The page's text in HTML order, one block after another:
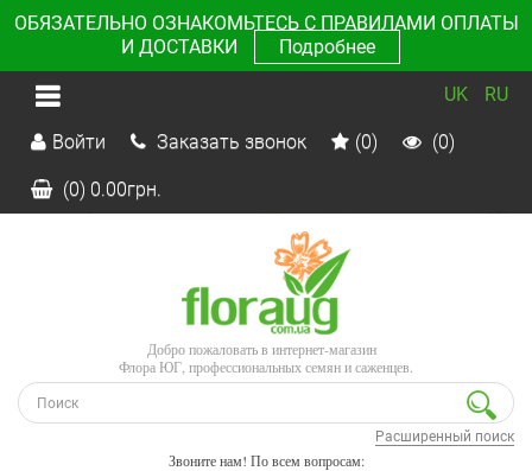
ОБЯЗАТЕЛЬНО ОЗНАКОМЬТЕСЬ С ПРАВИЛАМИ ОПЛАТЫ
И ДОСТАВКИ
Подробнее
UK RU
Войти Заказать звонок (0) (0)
(0) 0.00грн.
Добро пожаловать в интернет-магазин
Флора ЮГ, профессиональных семян и саженцев.
Расширенный поиск
Звоните нам! По всем вопросам: